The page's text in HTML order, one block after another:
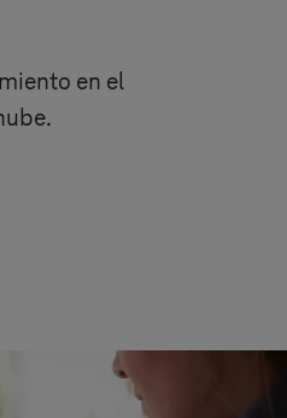
en el